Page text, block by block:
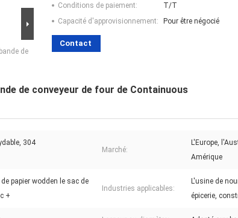
de
Conditions de paiement:
T/T
Capacité d'approvisionnement:
Pour être négocié
Contact
de conveyeur de four de Containuous
304
Marché:
L'Europe,
Amérique
papier wodden le sac de
+
Industries applicables:
L'usine de
épicerie,